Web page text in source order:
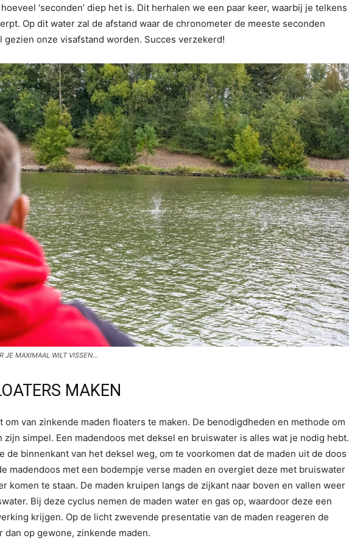
‘seconden’ diep het is. Dit herhalen we een paar keer, waarbij je telkens
Op dit water zal de afstand waar de chronometer de meeste seconden
gezien onze visafstand worden. Succes verzekerd!
JE MAXIMAAL WILT VISSEN…
MAKEN
om van zinkende maden floaters te maken. De benodigdheden en methode om
zijn simpel. Een madendoos met deksel en bruiswater is alles wat je nodig hebt.
de binnenkant van het deksel weg, om te voorkomen dat de maden uit de doos
madendoos met een bodempje verse maden en overgiet deze met bruiswater
komen te staan. De maden kruipen langs de zijkant naar boven en vallen weer
Bij deze cyclus nemen de maden water en gas op, waardoor deze een
krijgen. Op de licht zwevende presentatie van de maden reageren de
dan op gewone, zinkende maden.